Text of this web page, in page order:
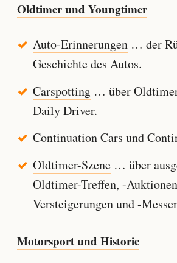
Oldtimer und Youngtimer
Auto-Erinnerungen… der
Geschichte des Autos.
Carspotting… über
Daily Driver.
Continuation Cars und
Oldtimer-Szene… über
Oldtimer-Treffen, -
Versteigerungen und -
Motorsport und Historie